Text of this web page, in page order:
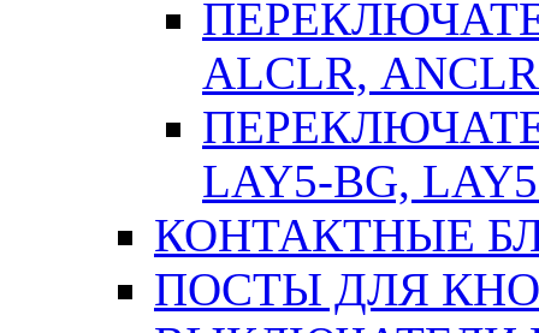
АLСLR, АNСLR
LAY5-BG,
КОНТАКТНЫЕ
ПОСТЫ ДЛЯ